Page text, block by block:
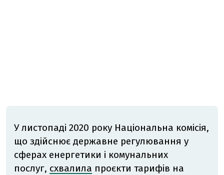
У листопаді 2020 року Національна комісія,
що здійснює державне регулювання у
сферах енергетики і комунальних
послуг, схвалила проєкти тарифів на